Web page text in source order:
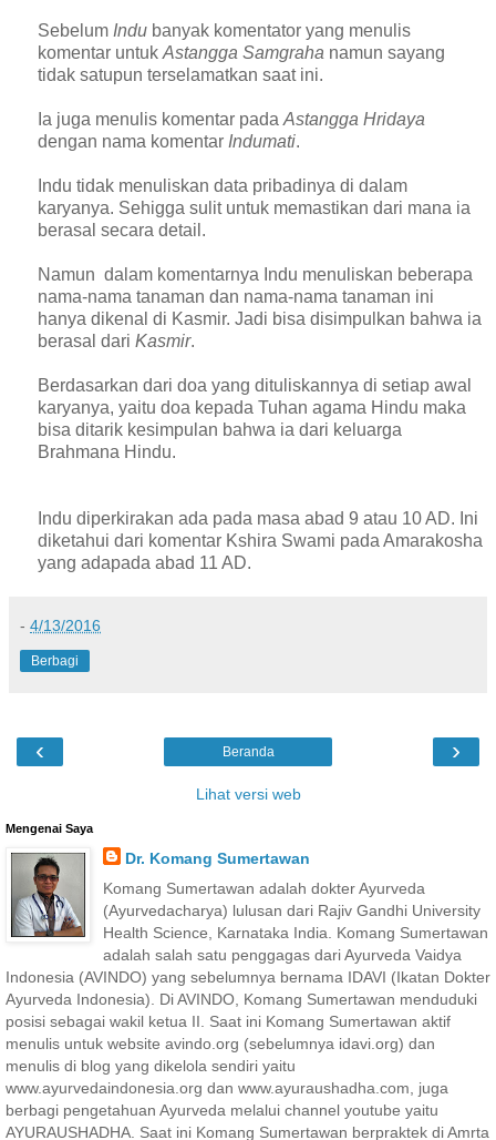
Sebelum Indu banyak komentator yang menulis
komentar untuk Astangga Samgraha namun sayang
tidak satupun terselamatkan saat ini.
Ia juga menulis komentar pada Astangga Hridaya
dengan nama komentar Indumati.
Indu tidak menuliskan data pribadinya di dalam
karyanya. Sehigga sulit untuk memastikan dari mana ia
berasal secara detail.
Namun dalam komentarnya Indu menuliskan beberapa
nama-nama tanaman dan nama-nama tanaman ini
hanya dikenal di Kasmir. Jadi bisa disimpulkan bahwa ia
berasal dari Kasmir.
Berdasarkan dari doa yang dituliskannya di setiap awal
karyanya, yaitu doa kepada Tuhan agama Hindu maka
bisa ditarik kesimpulan bahwa ia dari keluarga
Brahmana Hindu.
Indu diperkirakan ada pada masa abad 9 atau 10 AD. Ini
diketahui dari komentar Kshira Swami pada Amarakosha
yang adapada abad 11 AD.
- 4/13/2016
Berbagi
‹ ›
Beranda
Lihat versi web
Mengenai Saya
Dr. Komang Sumertawan
Komang Sumertawan adalah dokter Ayurveda
(Ayurvedacharya) lulusan dari Rajiv Gandhi University
Health Science, Karnataka India. Komang Sumertawan
adalah salah satu penggagas dari Ayurveda Vaidya
Indonesia (AVINDO) yang sebelumnya bernama IDAVI (Ikatan Dokter
Ayurveda Indonesia). Di AVINDO, Komang Sumertawan menduduki
posisi sebagai wakil ketua II. Saat ini Komang Sumertawan aktif
menulis untuk website avindo.org (sebelumnya idavi.org) dan
menulis di blog yang dikelola sendiri yaitu
www.ayurvedaindonesia.org dan www.ayuraushadha.com, juga
berbagi pengetahuan Ayurveda melalui channel youtube yaitu
AYURAUSHADHA. Saat ini Komang Sumertawan berpraktek di Amrta